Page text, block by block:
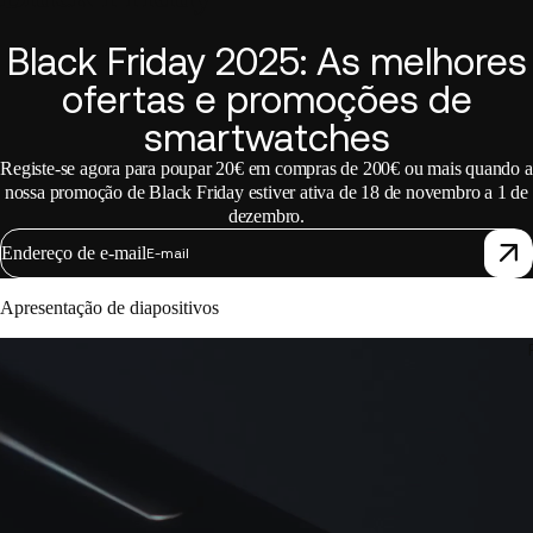
Black Friday 2025: As melhores
ofertas e promoções de
smartwatches
Registe-se agora para poupar 20€ em compras de 200€ ou mais quando a
nossa promoção de Black Friday estiver ativa de 18 de novembro a 1 de
dezembro.
Endereço de e-mail
Apresentação de diapositivos